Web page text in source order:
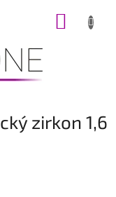
zirkon 1,6